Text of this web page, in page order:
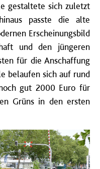
gestaltete sich zuletzt
passte die alte
Erscheinungsbild
und den jüngeren
für die Anschaffung
belaufen sich auf rund
gut 2000 Euro für
Grüns in den ersten